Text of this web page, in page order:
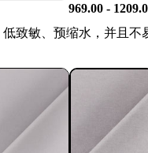
969.00 -
致敏、预缩水，并且不